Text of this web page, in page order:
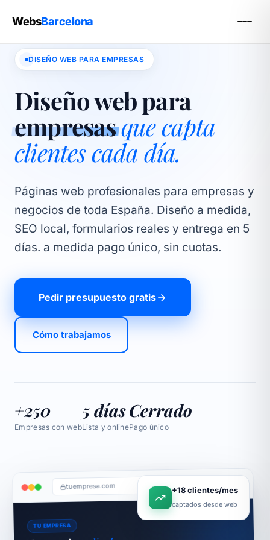
WebsBarcelona
DISEÑO WEB PARA EMPRESAS
Diseño web para
empresasque capta
clientes cada día.
Páginas web profesionales para empresas y
negocios de toda España. Diseño a medida,
SEO local, formularios reales y entrega en 5
días. a medida pago único, sin cuotas.
Pedir presupuesto gratis
Cómo trabajamos
+250
Empresas con web
5 días
Lista y online
Cerrado
Pago único
tuempresa.com
TU EMPRESA
+18 clientes/mes